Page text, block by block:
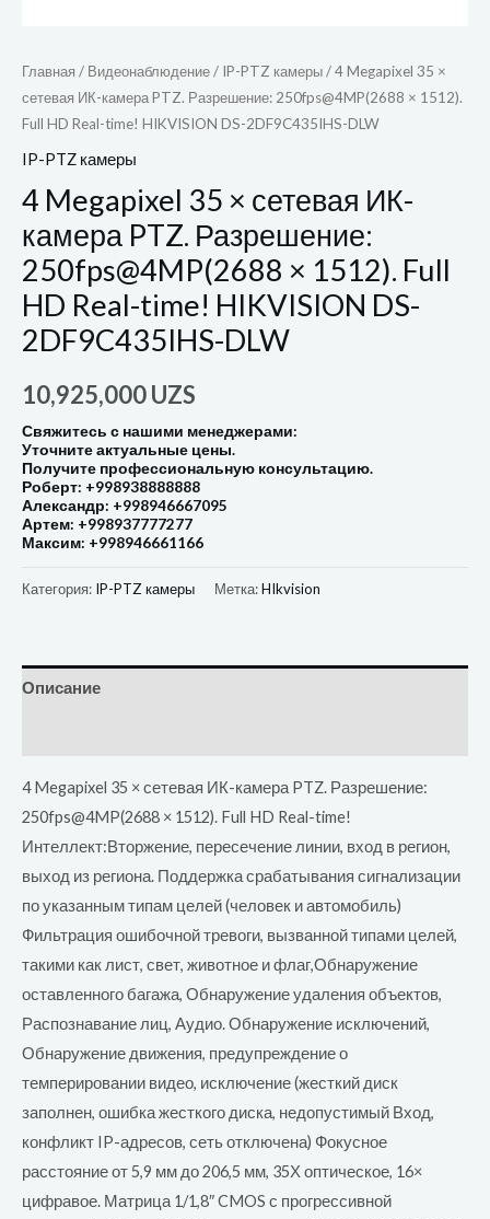
Главная / Видеонаблюдение/ IP-PTZ камеры/ 4 Megapixel 35 ×
сетевая ИК-камера PTZ. Разрешение: 250fps@4MP(2688 × 1512).
Full HD Real-time! HIKVISION DS-2DF9C435IHS-DLW
IP-PTZ камеры
4 Megapixel 35 × сетевая ИК-
камера PTZ. Разрешение:
250fps@4MP(2688 × 1512). Full
HD Real-time! HIKVISION DS-
2DF9C435IHS-DLW
10,925,000UZS
Свяжитесь с нашими менеджерами:
Уточните актуальные цены.
Получите профессиональную консультацию.
Роберт: +998938888888
Александр: +998946667095
Артем: +998937777277
Максим: +998946661166
Категория: IP-PTZ камеры Метка:HIkvision
Описание
4 Megapixel 35 × сетевая ИК-камера PTZ. Разрешение:
250fps@4MP(2688 × 1512). Full HD Real-time!
Интеллект:Вторжение, пересечение линии, вход в регион,
выход из региона. Поддержка срабатывания сигнализации
по указанным типам целей (человек и автомобиль)
Фильтрация ошибочной тревоги, вызванной типами целей,
такими как лист, свет, животное и флаг,Обнаружение
оставленного багажа, Обнаружение удаления объектов,
Распознавание лиц, Аудио. Обнаружение исключений,
Обнаружение движения, предупреждение о
темперировании видео, исключение (жесткий диск
заполнен, ошибка жесткого диска, недопустимый Вход,
конфликт IP-адресов, сеть отключена) Фокусное
расстояние от 5,9 мм до 206,5 мм, 35Х оптическое, 16×
цифравое. Матрица 1/1,8″ CMOS с прогрессивной